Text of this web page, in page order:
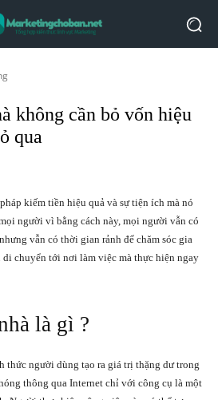
không cần bỏ vốn hiệu
qua
kiếm tiền hiệu quả và sự tiện ích mà nó
người vì bằng cách này, mọi người vẫn có
vẫn có thời gian rảnh để chăm sóc gia
di chuyển tới nơi làm việc mà thực hiện ngay
là gì ?
thức người dùng tạo ra giá trị thặng dư trong
thông qua Internet chỉ với công cụ là một